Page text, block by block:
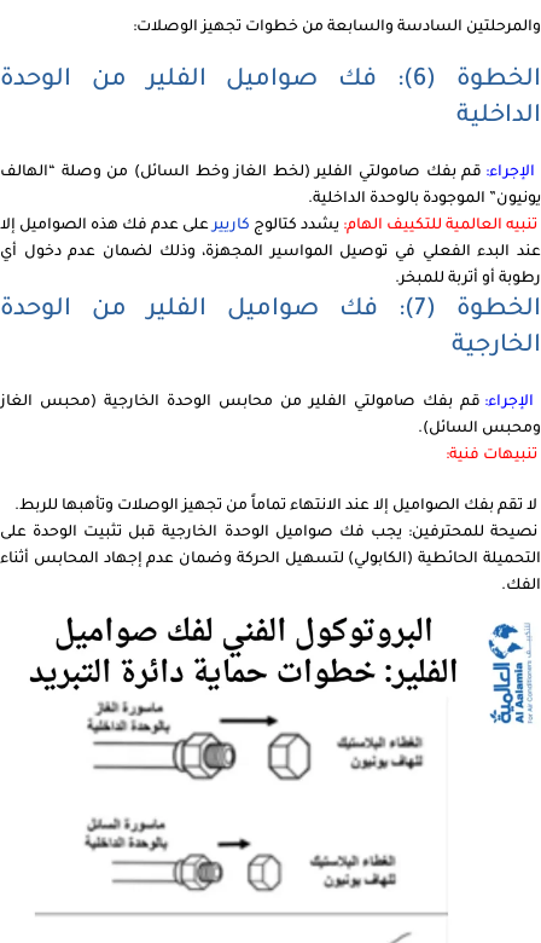
والمرحلتين السادسة والسابعة من خطوات تجهيز الوصلات:
الخطوة (6): فك صواميل الفلير من الوحدة
الداخلية
الإجراء: قم بفك صامولتي الفلير (لخط الغاز وخط السائل) من وصلة “الهالف
يونيون” الموجودة بالوحدة الداخلية.
تنبيه العالمية للتكييف الهام: يشدد كتالوج كاريير على عدم فك هذه الصواميل إلا
عند البدء الفعلي في توصيل المواسير المجهزة، وذلك لضمان عدم دخول أي
رطوبة أو أتربة للمبخر.
الخطوة (7): فك صواميل الفلير من الوحدة
الخارجية
الإجراء: قم بفك صامولتي الفلير من محابس الوحدة الخارجية (محبس الغاز
ومحبس السائل).
تنبيهات فنية:
لا تقم بفك الصواميل إلا عند الانتهاء تماماً من تجهيز الوصلات وتأهبها للربط.
نصيحة للمحترفين: يجب فك صواميل الوحدة الخارجية قبل تثبيت الوحدة على
التحميلة الحائطية (الكابولي) لتسهيل الحركة وضمان عدم إجهاد المحابس أثناء
الفك.